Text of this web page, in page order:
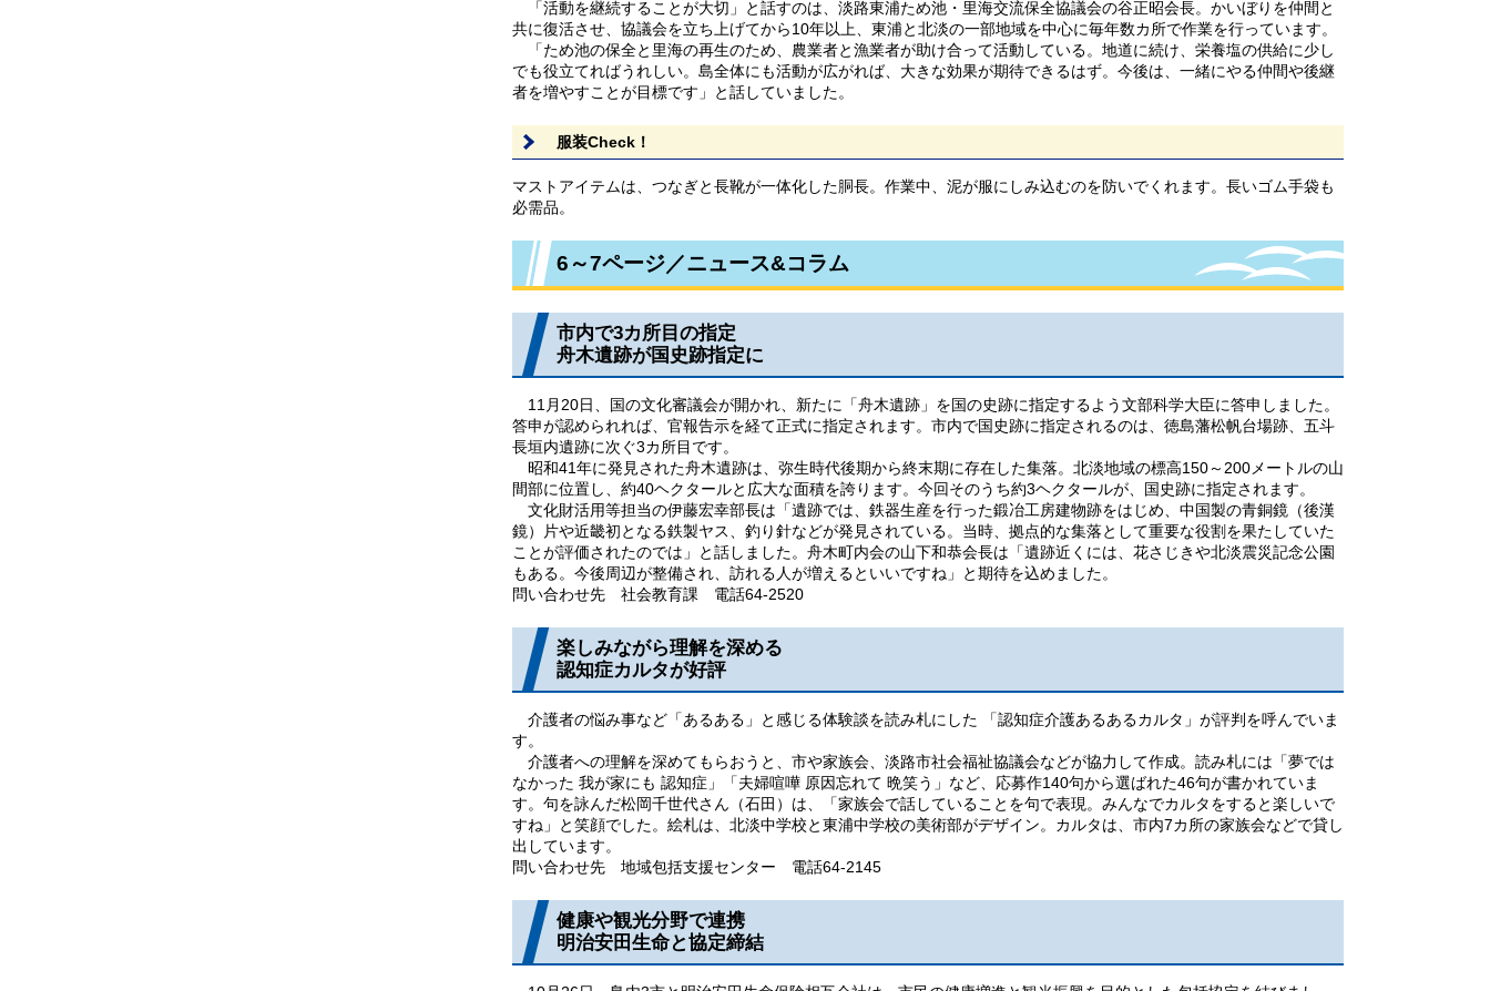
「活動を継続することが大切」と話すのは、淡路東浦ため池・里海交流保全協議会の谷正昭会長。かいぼりを仲間と
共に復活させ、協議会を立ち上げてから10年以上、東浦と北淡の一部地域を中心に毎年数カ所で作業を行っています。
「ため池の保全と里海の再生のため、農業者と漁業者が助け合って活動している。地道に続け、栄養塩の供給に少し
でも役立てればうれしい。島全体にも活動が広がれば、大きな効果が期待できるはず。今後は、一緒にやる仲間や後継
者を増やすことが目標です」と話していました。
服装Check！
マストアイテムは、つなぎと長靴が一体化した胴長。作業中、泥が服にしみ込むのを防いでくれます。長いゴム手袋も
必需品。
6～7ページ／ニュース&コラム
市内で3カ所目の指定
舟木遺跡が国史跡指定に
11月20日、国の文化審議会が開かれ、新たに「舟木遺跡」を国の史跡に指定するよう文部科学大臣に答申しました。
答申が認められれば、官報告示を経て正式に指定されます。市内で国史跡に指定されるのは、徳島藩松帆台場跡、五斗
長垣内遺跡に次ぐ3カ所目です。
昭和41年に発見された舟木遺跡は、弥生時代後期から終末期に存在した集落。北淡地域の標高150～200メートルの山
間部に位置し、約40ヘクタールと広大な面積を誇ります。今回そのうち約3ヘクタールが、国史跡に指定されます。
文化財活用等担当の伊藤宏幸部長は「遺跡では、鉄器生産を行った鍛冶工房建物跡をはじめ、中国製の青銅鏡（後漢
鏡）片や近畿初となる鉄製ヤス、釣り針などが発見されている。当時、拠点的な集落として重要な役割を果たしていた
ことが評価されたのでは」と話しました。舟木町内会の山下和恭会長は「遺跡近くには、花さじきや北淡震災記念公園
もある。今後周辺が整備され、訪れる人が増えるといいですね」と期待を込めました。
問い合わせ先 社会教育課 電話64-2520
楽しみながら理解を深める
認知症カルタが好評
介護者の悩み事など「あるある」と感じる体験談を読み札にした 「認知症介護あるあるカルタ」が評判を呼んでいま
す。
介護者への理解を深めてもらおうと、市や家族会、淡路市社会福祉協議会などが協力して作成。読み札には「夢では
なかった 我が家にも 認知症」「夫婦喧嘩 原因忘れて 晩笑う」など、応募作140句から選ばれた46句が書かれていま
す。句を詠んだ松岡千世代さん（石田）は、「家族会で話していることを句で表現。みんなでカルタをすると楽しいで
すね」と笑顔でした。絵札は、北淡中学校と東浦中学校の美術部がデザイン。カルタは、市内7カ所の家族会などで貸し
出しています。
問い合わせ先 地域包括支援センター 電話64-2145
健康や観光分野で連携
明治安田生命と協定締結